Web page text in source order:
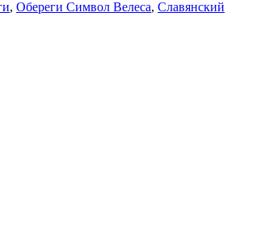
, Обереги Символ Велеса, Славянский